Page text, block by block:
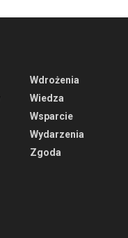
Wdrożenia
Wiedza
Wsparcie
Wydarzenia
Zgoda